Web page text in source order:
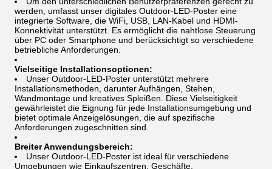
werden, umfasst unser digitales Outdoor-LED-Poster eine
integrierte Software, die WiFi, USB, LAN-Kabel und HDMI-
Konnektivität unterstützt. Es ermöglicht die nahtlose Steuerung
über PC oder Smartphone und berücksichtigt so verschiedene
betriebliche Anforderungen.
Vielseitige Installationsoptionen:
Unser Outdoor-LED-Poster unterstützt mehrere
Installationsmethoden, darunter Aufhängen, Stehen,
Wandmontage und kreatives Spleißen. Diese Vielseitigkeit
gewährleistet die Eignung für jede Installationsumgebung und
bietet optimale Anzeigelösungen, die auf spezifische
Anforderungen zugeschnitten sind.
Breiter Anwendungsbereich:
Unser Outdoor-LED-Poster ist ideal für verschiedene
Umgebungen wie Einkaufszentren, Geschäfte,